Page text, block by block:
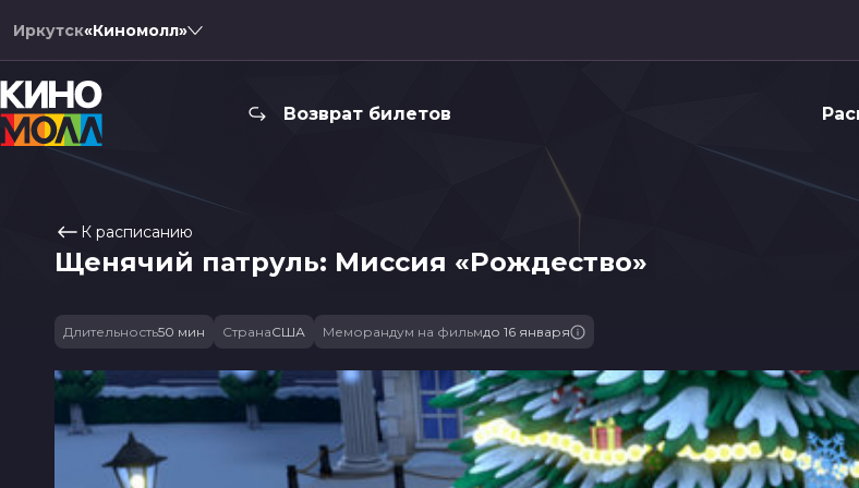
Иркутск«Киномолл»
Возврат билетов
К расписанию
Щенячий патруль: Миссия «Рождество»
Длительность50 мин СтранаСША Меморандум на фильмдо 16 января